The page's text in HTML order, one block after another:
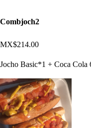
Combjoch2
MX$214.00
Jocho Basic*1 + Coca